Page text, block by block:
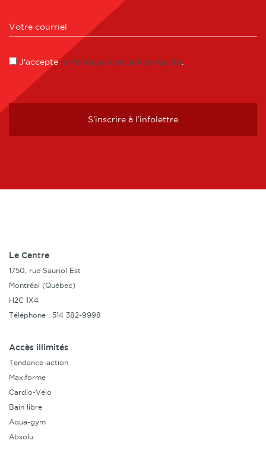
J'acceptela Politique de confidentialité
S’inscrire à l’infolettre
Le Centre
1750, rue Sauriol Est
Montréal (Québec)
H2C 1X4
Téléphone : 514 382-9998
Accès illimités
Tendance-action
Maxiforme
Cardio-Vélo
Bain libre
Aqua-gym
Absolu